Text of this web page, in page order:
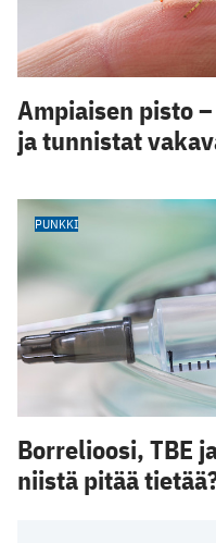
Ampiaisen pisto
ja tunnistat
PUNKKI
Borrelioosi, TBE
niistä pitää